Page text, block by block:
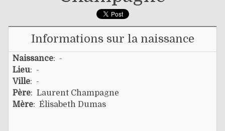
Informations sur la naissance
Naissance: -
Lieu: -
Ville: -
Père: Laurent Champagne
Mère: Élisabeth Dumas